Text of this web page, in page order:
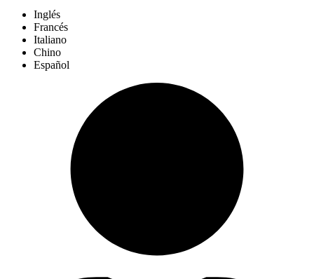
Inglés
Francés
Italiano
Chino
Español